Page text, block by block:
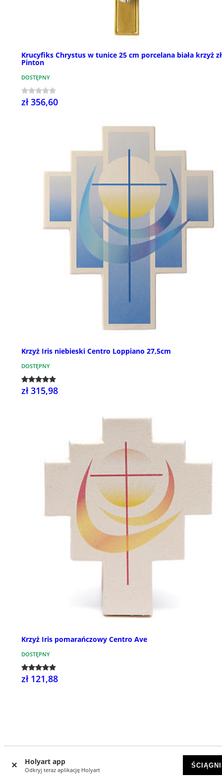
Holyart app
Odkryj teraz aplikację Holyart
Krucyfiks Chrystus w tunice 25 cm porcelana biała krzyż
Pinton
DOSTĘPNY
zł 356,60
Krzyż Iris niebieski Centro Loppiano 27,5cm
DOSTĘPNY
zł 315,98
Krzyż Iris pomarańczowy Centro Ave
DOSTĘPNY
zł 121,88
Recenzje klientów